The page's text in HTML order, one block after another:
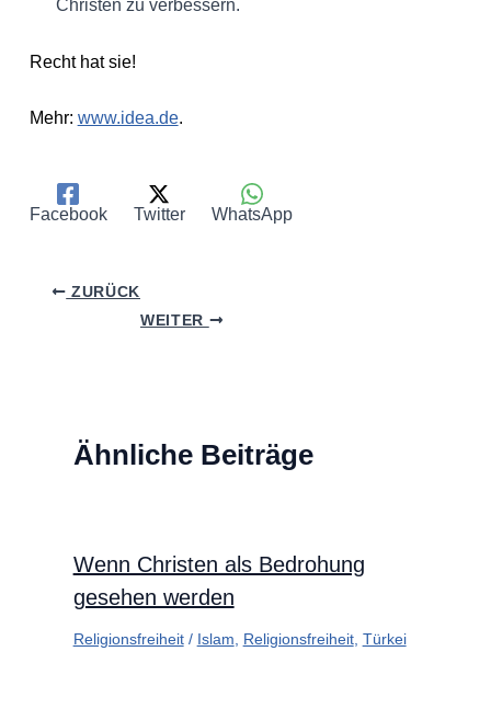
Christen zu verbessern.
Recht hat sie!
Mehr: www.idea.de.
Facebook Twitter WhatsApp
ZURÜCK
WEITER
Ähnliche Beiträge
Wenn Christen als Bedrohung
gesehen werden
Religionsfreiheit/ Islam Religionsfreiheit, Türkei